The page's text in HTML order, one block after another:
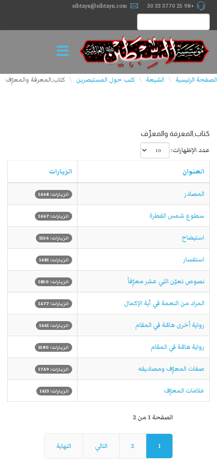
+98 25 3770 33 30
sibtayn@sibtayn.com
الصفحة الرئيسية \ الشيعة \ كتب حول المستبصرين \ كتاب,المعرفة والمعرِّف
كتاب,المعرفة والمعرِّف
عدد الإظهارات:
العنوان الزيارات
المصادر الزيارات: 1468
سطوع شمس الفطرة الزيارات: 1467
استيضاح الزيارات: 1556
استفسار الزيارات: 1481
نصوص تعيّن اثني عشر معرِّفاً الزيارات: 1850
المراد من النعمة في آية الإكمال الزيارات: 1477
رواية أخرى هامّة في المقام الزيارات: 1441
رواية هامّة في المقام الزيارات: 1580
صفات المعرِّف ومصاديقه الزيارات: 1749
علامات المعرِّف الزيارات: 1413
الصفحة 1 من 2
1
2 التالي النهاية